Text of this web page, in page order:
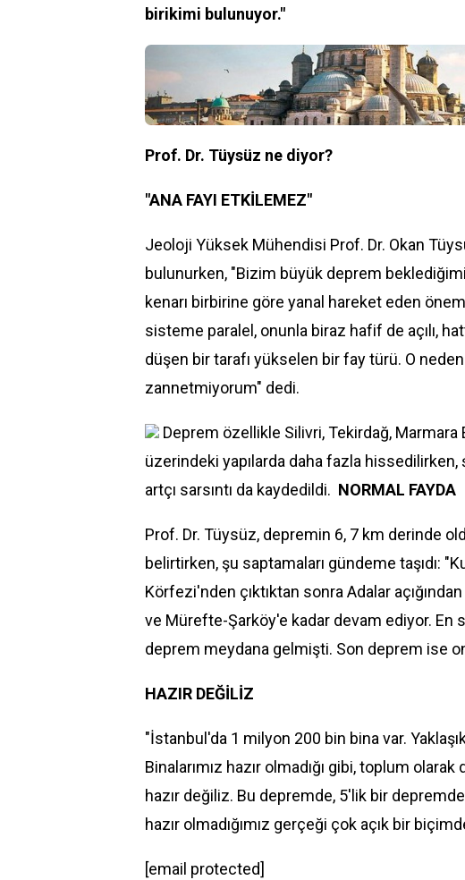
birikimi bulunuyor."
Prof. Dr. Tüysüz ne diyor?
"ANA FAYI ETKİLEMEZ"
Jeoloji Yüksek Mühendisi Prof. Dr. Okan
bulunurken, "Bizim büyük deprem
kenarı birbirine göre yanal hareket eden
sisteme paralel, onunla biraz hafif de açılı,
düşen bir tarafı yükselen bir fay türü. O
zannetmiyorum" dedi.
Deprem özellikle Silivri, Tekirdağ,
üzerindeki yapılarda daha fazla hissedilirken,
artçı sarsıntı da kaydedildi. NORMAL FAYDA
Prof. Dr. Tüysüz, depremin 6, 7 km derinde
belirtirken, şu saptamaları gündeme taşıdı:
Körfezi'nden çıktıktan sonra Adalar
ve Mürefte-Şarköy'e kadar devam ediyor. En
deprem meydana gelmişti. Son deprem ise
HAZIR DEĞİLİZ
"İstanbul'da 1 milyon 200 bin bina var.
Binalarımız hazır olmadığı gibi, toplum
hazır değiliz. Bu depremde, 5'lik bir
hazır olmadığımız gerçeği çok açık bir
[email protected]